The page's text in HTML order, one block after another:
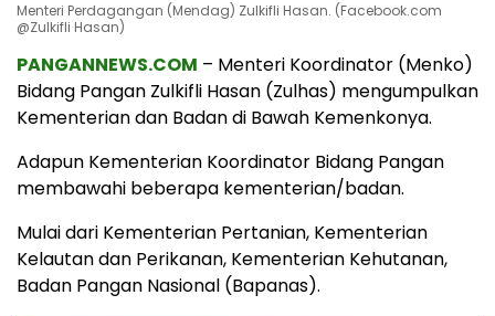
Menteri Perdagangan (Mendag) Zulkifli Hasan. (Facebook.com
@Zulkifli Hasan)
PANGANNEWS.COM – Menteri Koordinator (Menko)
Bidang Pangan Zulkifli Hasan (Zulhas) mengumpulkan
Kementerian dan Badan di Bawah Kemenkonya.
Adapun Kementerian Koordinator Bidang Pangan
membawahi beberapa kementerian/badan.
Mulai dari Kementerian Pertanian, Kementerian
Kelautan dan Perikanan, Kementerian Kehutanan,
Badan Pangan Nasional (Bapanas).